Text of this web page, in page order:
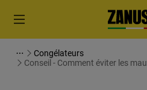
Congélateurs
Conseil - Comment éviter les